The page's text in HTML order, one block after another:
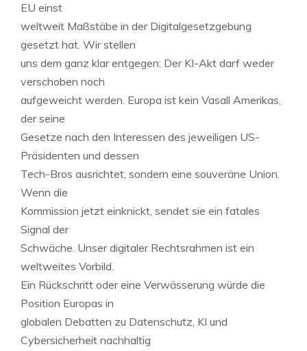
EU einst
weltweit Maßstäbe in der Digitalgesetzgebung
gesetzt hat. Wir stellen
uns dem ganz klar entgegen: Der KI-Akt darf weder
verschoben noch
aufgeweicht werden. Europa ist kein Vasall Amerikas,
der seine
Gesetze nach den Interessen des jeweiligen US-
Präsidenten und dessen
Tech-Bros ausrichtet, sondern eine souveräne Union.
Wenn die
Kommission jetzt einknickt, sendet sie ein fatales
Signal der
Schwäche. Unser digitaler Rechtsrahmen ist ein
weltweites Vorbild.
Ein Rückschritt oder eine Verwässerung würde die
Position Europas in
globalen Debatten zu Datenschutz, KI und
Cybersicherheit nachhaltig